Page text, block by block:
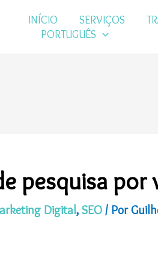
INÍCIO SERVIÇOS
PORTUGUÊS
pesquisa
Digital, SEO / Por